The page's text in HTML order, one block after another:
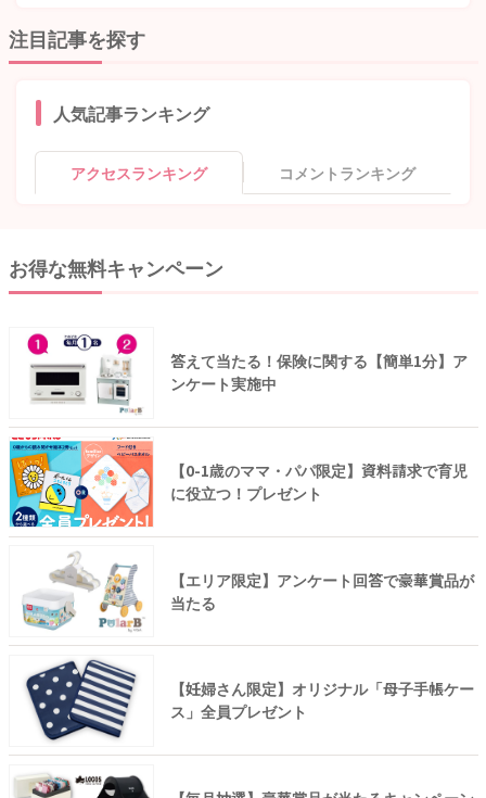
注目記事を探す
人気記事ランキング
アクセスランキング コメントランキング
お得な無料キャンペーン
答えて当たる！保険に関する【簡単1分】ア
ンケート実施中
【0-1歳のママ・パパ限定】資料請求で育児
に役立つ！プレゼント
【エリア限定】アンケート回答で豪華賞品が
当たる
【妊婦さん限定】オリジナル「母子手帳ケー
ス」全員プレゼント